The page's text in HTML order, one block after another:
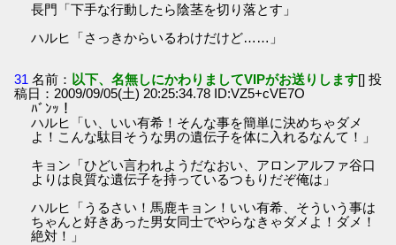
長門「下手な行動したら陰茎を切り落とす」
ハルヒ「さっきからいるわけだけど……」
31 名前： 以下、名無しにかわりましてVIPがお送りします[] 投
稿日：2009/09/05(土) 20:25:34.78 ID:VZ5+cVE7O
ﾊﾞﾝｯ！
ハルヒ「い、いい有希！そんな事を簡単に決めちゃダメ
よ！こんな駄目そうな男の遺伝子を体に入れるなんて！」
キョン「ひどい言われようだなおい、アロンアルファ谷口
よりは良質な遺伝子を持っているつもりだぞ俺は」
ハルヒ「うるさい！馬鹿キョン！いい有希、そういう事は
ちゃんと好きあった男女同士でやらなきゃダメよ！ダメ！
絶対！」